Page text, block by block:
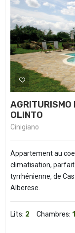
OLINTO
Cinigiano
Appartement au
climatisation, parfait
tyrrhénienne, de
Alberese.
Lits: 2 Chambres: 1